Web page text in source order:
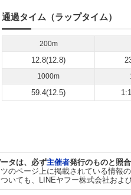
通過タイム（ラップタイム）
200m
12.8(12.8)
1000m
59.4(12.5)
タは、必ず主催者発行のものと照
のページ上に掲載されている情報
いても、LINEヤフー株式会社およ